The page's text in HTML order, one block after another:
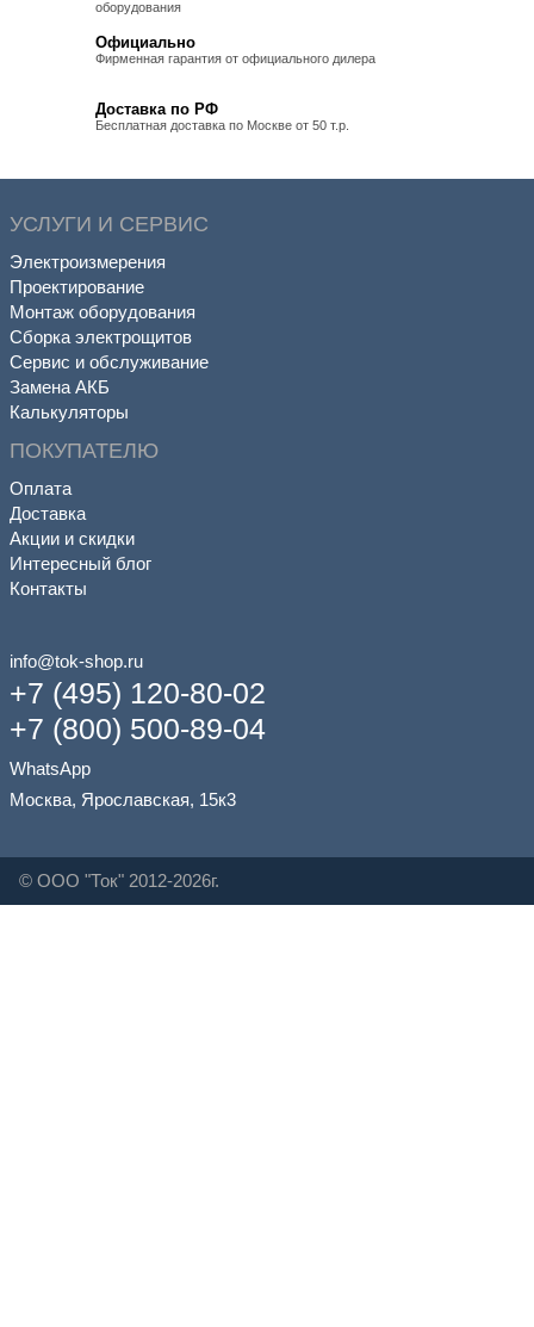
оборудования
Официально
Фирменная гарантия от официального дилера
Доставка по РФ
Бесплатная доставка по Москве от 50 т.р.
УСЛУГИ И СЕРВИС
Электроизмерения
Проектирование
Монтаж оборудования
Сборка электрощитов
Сервис и обслуживание
Замена АКБ
Калькуляторы
ПОКУПАТЕЛЮ
Оплата
Доставка
Акции и скидки
Интересный блог
Контакты
info@tok-shop.ru
+7 (495) 120-80-02
+7 (800) 500-89-04
WhatsApp
Москва, Ярославская, 15к3
© ООО "Ток" 2012-2026г.